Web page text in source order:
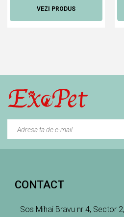
VEZI PRODUS
CONTACT
Sos Mihai Bravu nr 4, Sector